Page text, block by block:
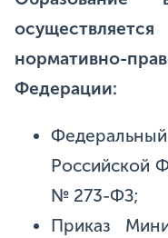
нормативно-
Федерации:
Российской
№ 273-ФЗ;
Приказ